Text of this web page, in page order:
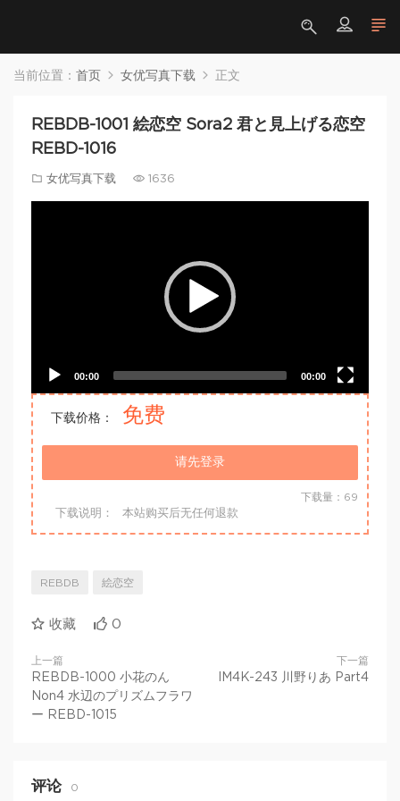
当前位置： 首页 女优写真下载 正文
REBDB-1001 絵恋空 Sora2 君と見上げる恋空
REBD-1016
女优写真下载 1636
00:00 00:00
下载价格： 免费
请先登录
下载量：69
下载说明： 本站购买后无任何退款
REBDB 絵恋空
收藏 0
上一篇
REBDB-1000 小花のん
Non4 水辺のプリズムフラワ
ー REBD-1015
下一篇
IM4K-243 川野りあ Part4
评论 0